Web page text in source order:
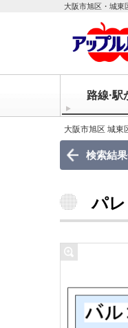
大阪市旭区・城東
路線·
大阪市旭区 城東
検索結
パ